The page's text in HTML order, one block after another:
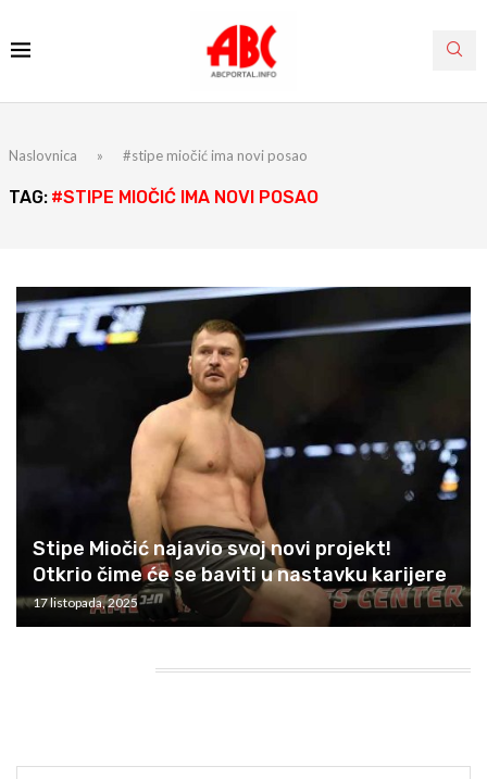
Naslovnica » #stipe miočić ima novi posao
TAG: #STIPE MIOČIĆ IMA NOVI POSAO
Stipe Miočić najavio svoj novi projekt!
Otkrio čime će se baviti u nastavku karijere
17 listopada, 2025